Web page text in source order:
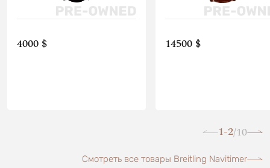
4000 $ 14500 $
1-2/10
Смотреть все товары Breitling Navitimer